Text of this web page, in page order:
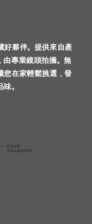
好夥伴。提供來自產
由專業鏡頭拍攝。無
您在家輕鬆挑選，發
。